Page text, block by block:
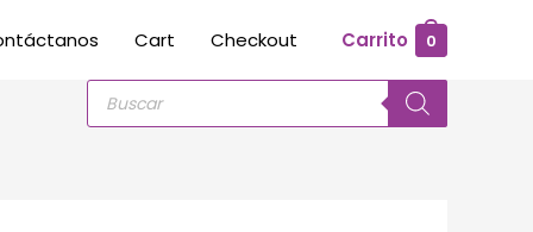
Cart Checkout Carrito 0
Búsqueda
productos